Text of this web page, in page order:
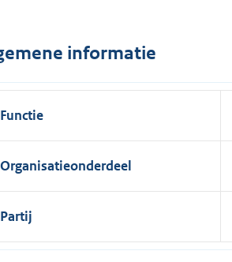
n
:
informatie
Functie
Organisatieonderdeel
Partij